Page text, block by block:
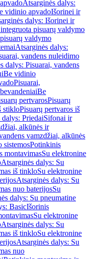
Atsarginės dalys:
vidinio apvadoIšorinei ir
dalys: Išorinei ir
pisuarų valdymo
valdymo
Atsarginės dalys:
vandens nuleidimo
dalys: Pisuarai, vandens
Be vidinio
Pisuarai,
Be
pertvarosPisuarų
stikloPisuarų pertvaros iš
PriedaiSifonai ir
alkūnės ir
vamzdžiai, alkūnės
sistemosPotinkinis
montavimasSu elektronine
Atsarginės dalys: Su
iš tinkloSu elektronine
Atsarginės dalys: Su
nuo baterijosSu
dalys: Su pneumatine
BasicIšorinis
Su elektronine
Atsarginės dalys: Su
iš tinkloSu elektronine
Atsarginės dalys: Su
nuo